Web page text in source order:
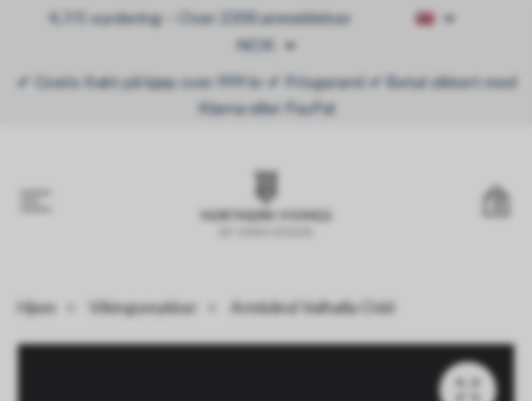
4,7/5 vurdering – Over 2300 anmeldelser
NOK
✔ Gratis frakt på kjøp over 999 kr ✔ Prisgaranti ✔ Betal sikkert med
Klarna eller PayPal
Hjem Vikingsmykker Armbånd Valhalla Odd